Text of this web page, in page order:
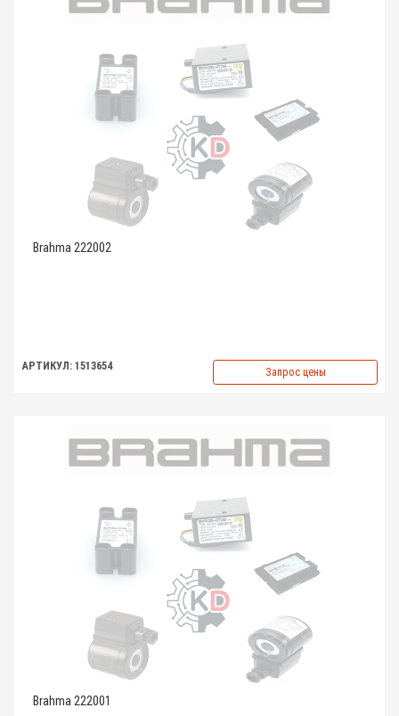
Brahma 222002
АРТИКУЛ: 1513654 Запрос цены
Brahma 222001